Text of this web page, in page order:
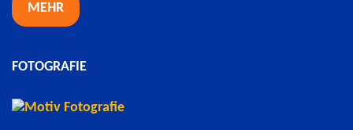
MEHR
FOTOGRAFIE